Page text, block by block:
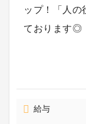
ップ！「人の
ております◎
給与